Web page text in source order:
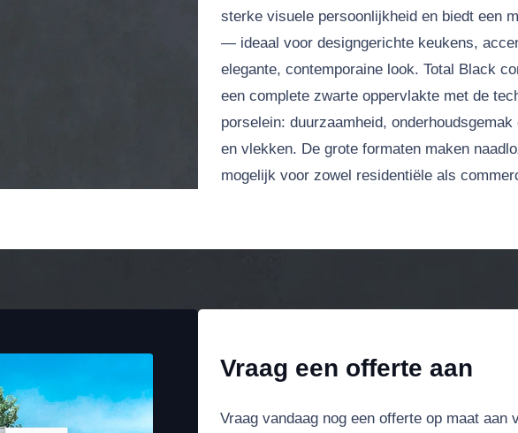
sterke visuele persoonlijkheid en biedt een
— ideaal voor designgerichte keukens,
elegante, contemporaine look. Total Black
een complete zwarte oppervlakte met de
porselein: duurzaamheid,
en vlekken. De grote formaten maken
mogelijk voor zowel residentiële als
Vraag een offerte aan
Vraag vandaag nog een offerte op maat aan